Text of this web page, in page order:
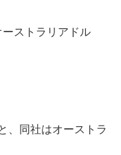
ストラリアドル
、同社はオーストラ